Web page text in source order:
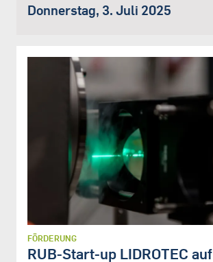
Donnerstag, 3. Juli 2025
FÖRDERUNG
RUB-Start-up LIDROTEC auf